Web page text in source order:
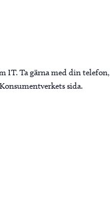
IT. Ta gärna med din telefon,
sida.